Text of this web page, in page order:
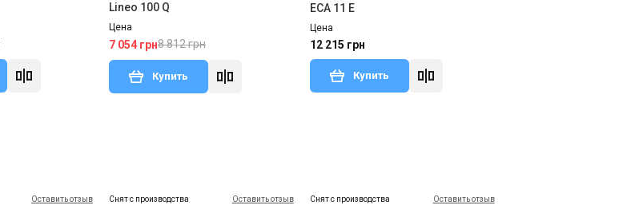
Lineo 100 Q
Цена
7 054 грн8 812 грн
Купить
ECA 11 E
Цена
12 215 грн
Купить
Оставить отзыв Снят с производства Оставить отзыв Снят с производства Оставить отзыв